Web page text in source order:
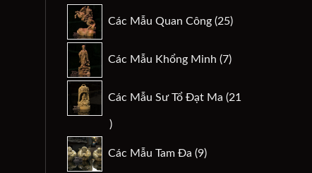
phẩm
Các Mẫu Quan Công 25
sản
Các Mẫu Khổng Minh 7
sản
Các Mẫu Sư Tổ Đạt Ma
21
21
phẩm
Các Mẫu Tam Đa 9
sản